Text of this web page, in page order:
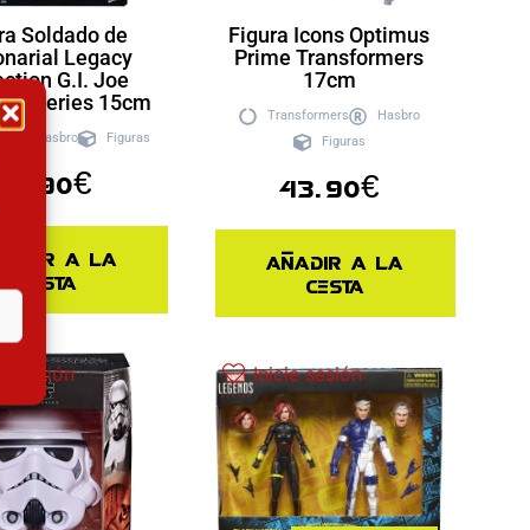
Soldado de
Legacy
G.I. Joe
Series 15cm
Hasbro Figuras
43.90€
a la
cesta
Figura Icons Optimus
Prime Transformers
17cm
Transformers
Hasbro
Figuras
43.90€
Añadir a la
cesta
sesión Inicie sesión